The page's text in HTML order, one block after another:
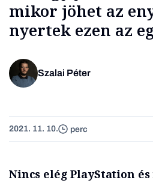
mikor jöhet az
nyertek ezen az
Szalai Péter
2021. 11. 10. perc
Nincs elég PlayStation